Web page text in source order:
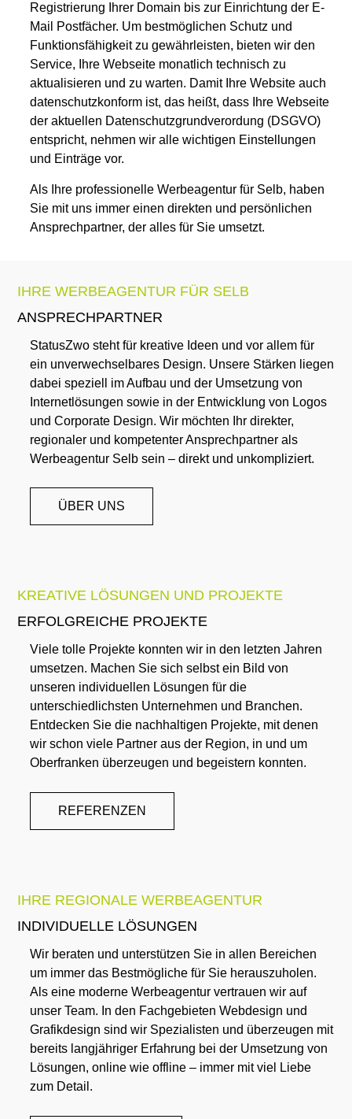
Registrierung Ihrer Domain bis zur Einrichtung der E-
Mail Postfächer. Um bestmöglichen Schutz und
Funktionsfähigkeit zu gewährleisten, bieten wir den
Service, Ihre Webseite monatlich technisch zu
aktualisieren und zu warten. Damit Ihre Website auch
datenschutzkonform ist, das heißt, dass Ihre Webseite
der aktuellen Datenschutzgrundverordung (DSGVO)
entspricht, nehmen wir alle wichtigen Einstellungen
und Einträge vor.
Als Ihre professionelle Werbeagentur für Selb, haben
Sie mit uns immer einen direkten und persönlichen
Ansprechpartner, der alles für Sie umsetzt.
IHRE WERBEAGENTUR FÜR SELB
ANSPRECHPARTNER
StatusZwo steht für kreative Ideen und vor allem für
ein unverwechselbares Design. Unsere Stärken liegen
dabei speziell im Aufbau und der Umsetzung von
Internetlösungen sowie in der Entwicklung von Logos
und Corporate Design. Wir möchten Ihr direkter,
regionaler und kompetenter Ansprechpartner als
Werbeagentur Selb sein – direkt und unkompliziert.
ÜBER UNS
KREATIVE LÖSUNGEN UND PROJEKTE
ERFOLGREICHE PROJEKTE
Viele tolle Projekte konnten wir in den letzten Jahren
umsetzen. Machen Sie sich selbst ein Bild von
unseren individuellen Lösungen für die
unterschiedlichsten Unternehmen und Branchen.
Entdecken Sie die nachhaltigen Projekte, mit denen
wir schon viele Partner aus der Region, in und um
Oberfranken überzeugen und begeistern konnten.
REFERENZEN
IHRE REGIONALE WERBEAGENTUR
INDIVIDUELLE LÖSUNGEN
Wir beraten und unterstützen Sie in allen Bereichen
um immer das Bestmögliche für Sie herauszuholen.
Als eine moderne Werbeagentur vertrauen wir auf
unser Team. In den Fachgebieten Webdesign und
Grafikdesign sind wir Spezialisten und überzeugen mit
bereits langjähriger Erfahrung bei der Umsetzung von
Lösungen, online wie offline – immer mit viel Liebe
zum Detail.